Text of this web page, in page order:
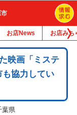
お店News お店みち
映画「ミステ
も協力してい
葉県